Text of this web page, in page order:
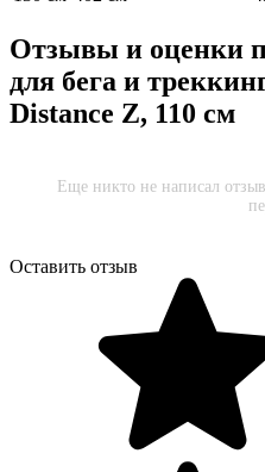
Отзывы и оценки
для бега и
Distance Z, 110 см
Еще никто не написал
Оставить отзыв